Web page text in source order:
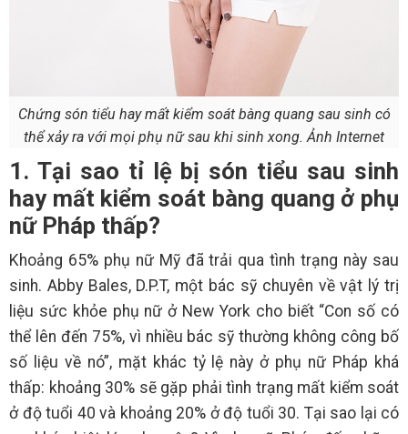
Chứng són tiểu hay mất kiểm soát bàng quang sau sinh có
thể xảy ra với mọi phụ nữ sau khi sinh xong. Ảnh Internet
1. Tại sao tỉ lệ bị són tiểu sau sinh
hay mất kiểm soát bàng quang ở phụ
nữ Pháp thấp?
Khoảng 65% phụ nữ Mỹ đã trải qua tình trạng này sau
sinh. Abby Bales, D.P.T, một bác sỹ chuyên về vật lý trị
liệu sức khỏe phụ nữ ở New York cho biết “Con số có
thể lên đến 75%, vì nhiều bác sỹ thường không công bố
số liệu về nó”, mặt khác tỷ lệ này ở phụ nữ Pháp khá
thấp: khoảng 30% sẽ gặp phải tình trạng mất kiểm soát
ở độ tuổi 40 và khoảng 20% ở độ tuổi 30. Tại sao lại có